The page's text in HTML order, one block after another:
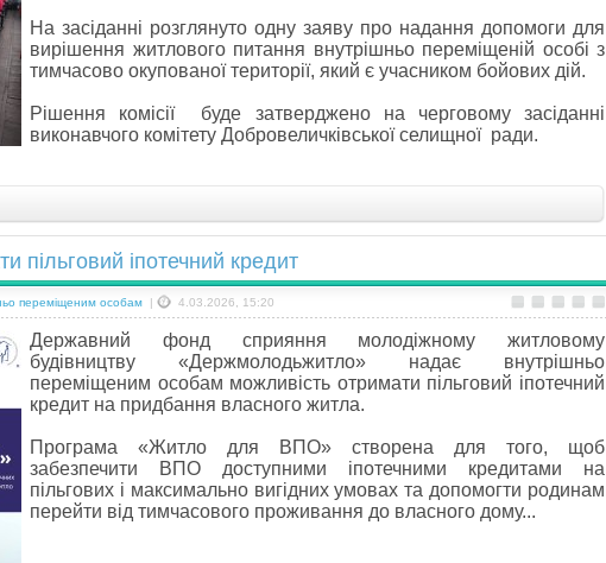
На засіданні розглянуто одну заяву про надання допомоги для
вирішення житлового питання внутрішньо переміщеній особі з
тимчасово окупованої території, який є учасником бойових дій.
Рішення комісії буде затверджено на черговому засіданні
виконавчого комітету Добровеличківської селищної ради.
іпотечний кредит
переміщеним особам | 4.03.2026, 15:20
Державний фонд сприяння молодіжному житловому
будівництву «Держмолодьжитло» надає внутрішньо
переміщеним особам можливість отримати пільговий іпотечний
кредит на придбання власного житла.
Програма «Житло для ВПО» створена для того, щоб
забезпечити ВПО доступними іпотечними кредитами на
пільгових і максимально вигіднихумовах та допомогти родинам
перейти від тимчасового проживання до власного дому...